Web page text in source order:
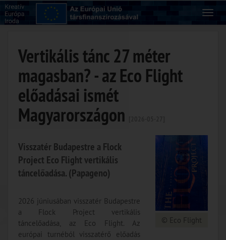
Vertikális tánc 27 méter
magasban? - az Eco Flight
előadásai ismét
Magyarországon
© Eco Flight
Visszatér Budapestre a Flock
Project Eco Flight vertikális
táncelőadása. (Papageno)
2026 júniusában visszatér Budapestre
a Flock Project vertikális
táncelőadása, az Eco Flight. Az
európai turnéból visszatérő előadás